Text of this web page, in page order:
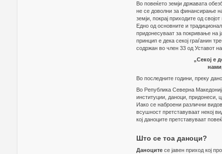
Во повеќето земји државата
не се доволни за финансирање
земји, покрај приходите од
Едно од основните и
придонесуваат за покривање на
принцип е дека секој граѓанин
содржан во член 33 од Уставот
„Секој е
Во последните години, преку
Во Република Северна
институции, даноци, придонеси,
Иако се наброени различни
всушност претставуваат некој
кој даноците претставуваат
Што се тоа даноци?
Даноците се јавен приход кој